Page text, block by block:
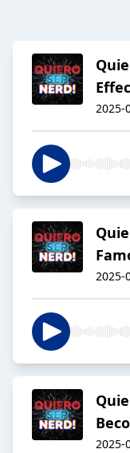
2025-
2025-
2025-